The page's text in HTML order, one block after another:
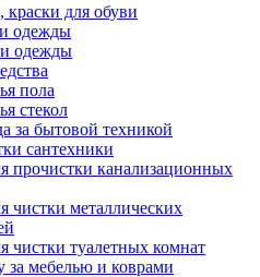
для обуви
одежды
одежды
пола
стекол
за бытовой техникой
сантехники
прочистки канализационных
чистки металлических
чистки туалетных комнат
за мебелью и коврами